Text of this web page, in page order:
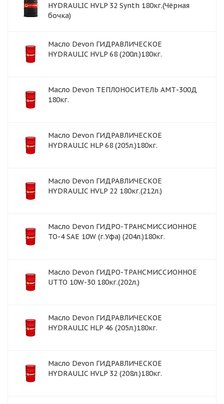
HYDRAULIC HVLP 32 Synth 180кг.(Чёрная
бочка)
Масло Devon ГИДРАВЛИЧЕСКОЕ
HYDRAULIC HVLP 68 (200л.)180кг.
Масло Devon ТЕПЛОНОСИТЕЛЬ АМТ-300Д
180кг.
Масло Devon ГИДРАВЛИЧЕСКОЕ
HYDRAULIC HLP 68 (205л.)180кг.
Масло Devon ГИДРАВЛИЧЕСКОЕ
HYDRAULIC HVLP 22 180кг.(212л.)
Масло Devon ГИДРО-ТРАНСМИССИОННОЕ
TO-4 SAE 10W (г.Уфа) (204л.)180кг.
Масло Devon ГИДРО-ТРАНСМИССИОННОЕ
UTTO 10W-30 180кг.(202л.)
Масло Devon ГИДРАВЛИЧЕСКОЕ
HYDRAULIC HLP 46 (205л.)180кг.
Масло Devon ГИДРАВЛИЧЕСКОЕ
HYDRAULIC HVLP 32 (208л.)180кг.